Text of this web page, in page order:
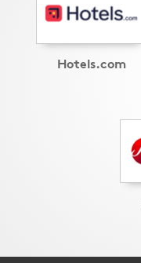
Hotels.com